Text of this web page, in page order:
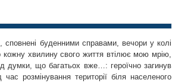
буденними справами, вечори у колі
кожну хвилину свого життя втілює мою мрію,
думки, що багатьох вже…: героїчно загинув
розмінування території біля населеного